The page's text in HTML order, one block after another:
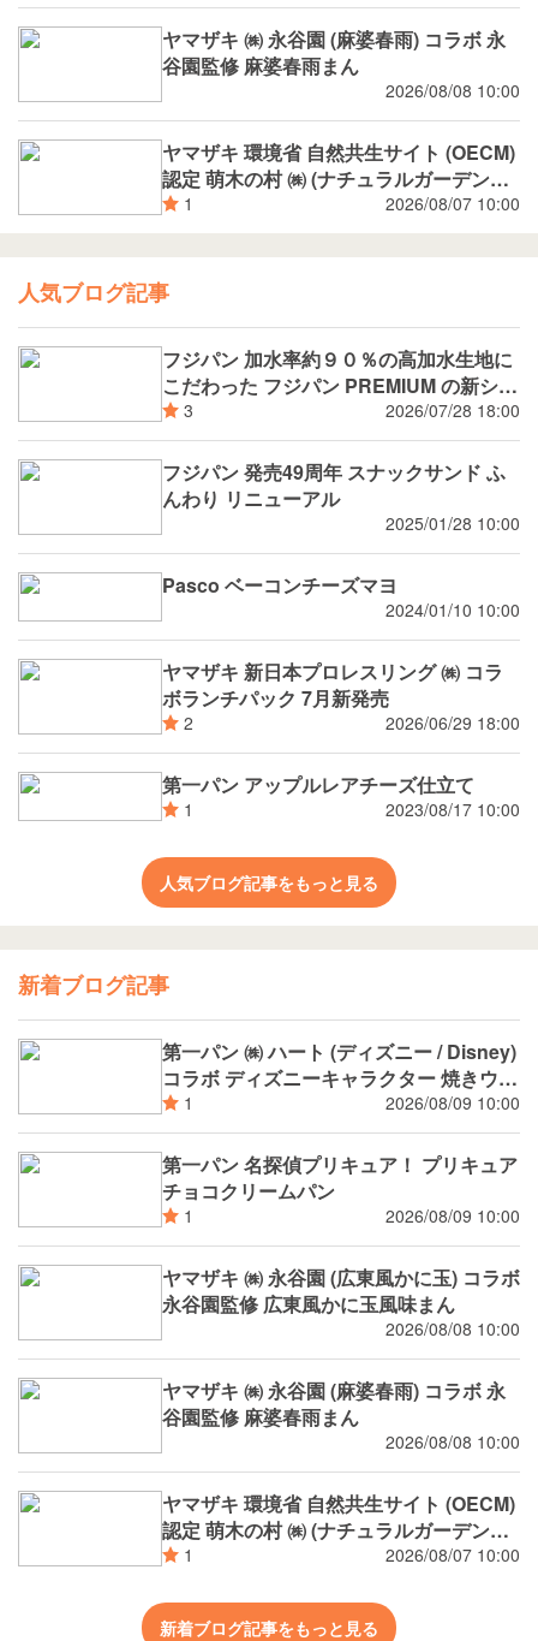
ヤマザキ ㈱ 永谷園 (麻婆春雨) コラボ 永
谷園監修 麻婆春雨まん
2026/08/08 10:00
ヤマザキ 環境省 自然共生サイト (OECM)
認定 萌木の村 ㈱ (ナチュラルガーデンズ
MOEGI) コラボ ランチパック シャインマ
スカットジャム と 白桃ジャム
1 2026/08/07 10:00
人気ブログ記事
フジパン 加水率約９０％の高加水生地に
こだわった フジパン PREMIUM の新シリ
ーズ 潤rich（うるおいりっち）うるおい
サンド ブルーベリー 8月新発売
3 2026/07/28 18:00
フジパン 発売49周年 スナックサンド ふ
んわり リニューアル
2025/01/28 10:00
Pasco ベーコンチーズマヨ
2024/01/10 10:00
ヤマザキ 新日本プロレスリング ㈱ コラ
ボランチパック 7月新発売
2 2026/06/29 18:00
第一パン アップルレアチーズ仕立て
1 2023/08/17 10:00
人気ブログ記事をもっと見る
新着ブログ記事
第一パン ㈱ ハート (ディズニー / Disney)
コラボ ディズニーキャラクター 焼きウイ
ンナーカレーパン
1 2026/08/09 10:00
第一パン 名探偵プリキュア！ プリキュア
チョコクリームパン
1 2026/08/09 10:00
ヤマザキ ㈱ 永谷園 (広東風かに玉) コラボ
永谷園監修 広東風かに玉風味まん
2026/08/08 10:00
ヤマザキ ㈱ 永谷園 (麻婆春雨) コラボ 永
谷園監修 麻婆春雨まん
2026/08/08 10:00
ヤマザキ 環境省 自然共生サイト (OECM)
認定 萌木の村 ㈱ (ナチュラルガーデンズ
MOEGI) コラボ ランチパック シャインマ
1 2026/08/07 10:00
新着ブログ記事をもっと見る